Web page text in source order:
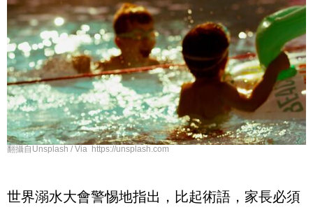
翻攝自Unsplash / Via https://unsplash.com
世界溺水大會警惕地指出，比起術語，家長必須